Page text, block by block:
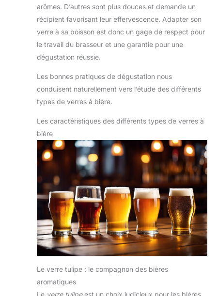
arômes. D’autres sont plus douces et demande un
récipient favorisant leur effervescence. Adapter son
verre à sa boisson est donc un gage de respect pour
le travail du brasseur et une garantie pour une
dégustation réussie.
Les bonnes pratiques de dégustation nous
conduisent naturellement vers l’étude des différents
types de verres à bière.
Les caractéristiques des différents types de verres à
bière
Le verre tulipe : le compagnon des bières
aromatiques